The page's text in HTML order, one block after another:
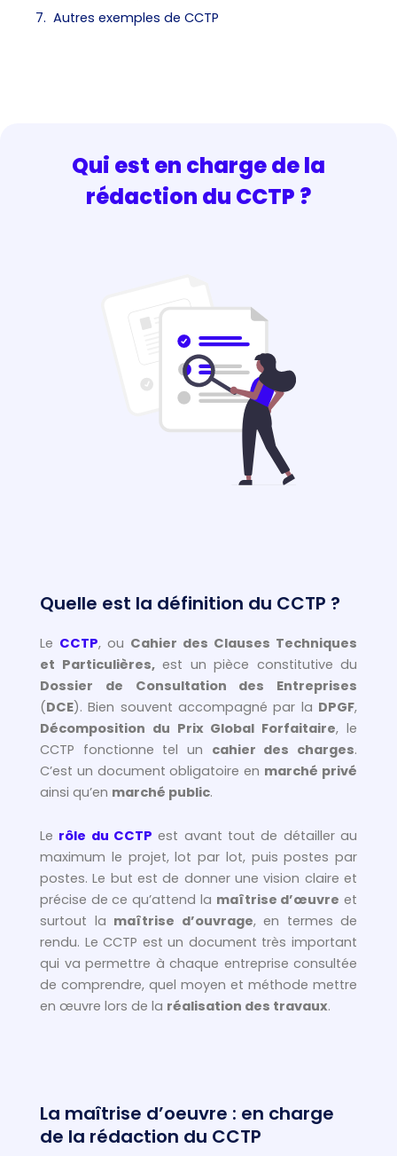
Autres exemples de CCTP
Qui est en charge de la
rédaction du CCTP ?
Quelle est la définition du CCTP ?
Le CCTP, ou Cahier des Clauses Techniques
et Particulières,est un pièce constitutive du
Dossier de Consultation des Entreprises
(DCE). Bien souvent accompagné par la DPGF,
Décomposition du Prix Global Forfaitaire, le
CCTP fonctionne tel un cahier des charges.
C’est un document obligatoire en marché privé
ainsi qu’en marché public.
Le rôle du CCTP est avant tout de détailler au
maximum le projet, lot par lot, puis postes par
postes. Le but est de donner une vision claire et
précise de ce qu’attend la maîtrise d’œuvre et
surtout la maîtrise d’ouvrage, en termes de
rendu. Le CCTP est un document très important
qui va permettre à chaque entreprise consultée
de comprendre, quel moyen et méthode mettre
en œuvre lors de la réalisation des travaux.
La maîtrise d’oeuvre : en charge
de la rédaction du CCTP